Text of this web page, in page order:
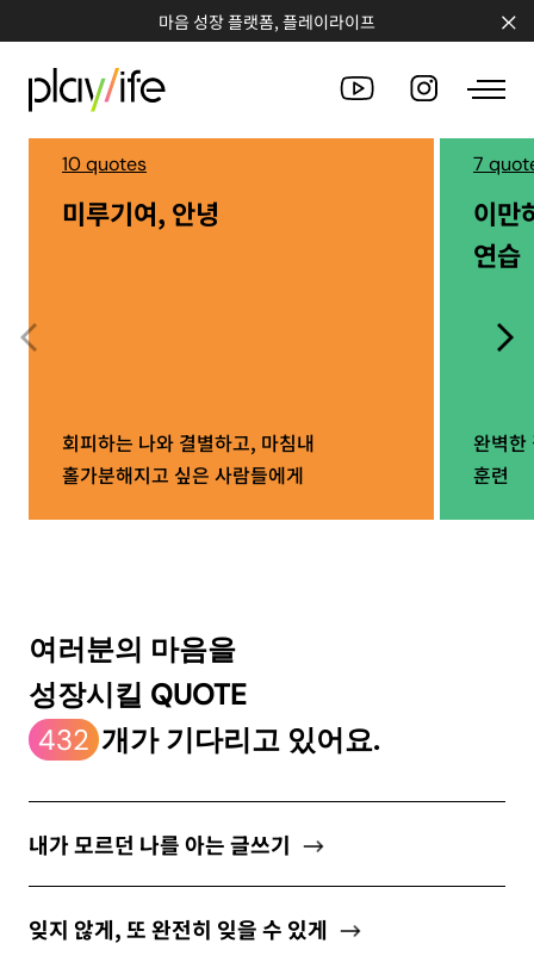
마음 성장 플랫폼, 플레이라이프
PEOPLE
QUOTE
COUNSELING
newsletter
소중한 자신의 가치를 찾도록 도와주는
10 quotes
미루기여, 안녕
회피하는 나와 결별하고, 마침내
홀가분해지고 싶은 사람들에게
7
이만
연습
완벽한
훈련
여러분의 마음을
성장시킬 QUOTE
432 개가 기다리고 있어요.
내가 모르던 나를 아는 글쓰기
잊지 않게, 또 완전히 잊을 수 있게